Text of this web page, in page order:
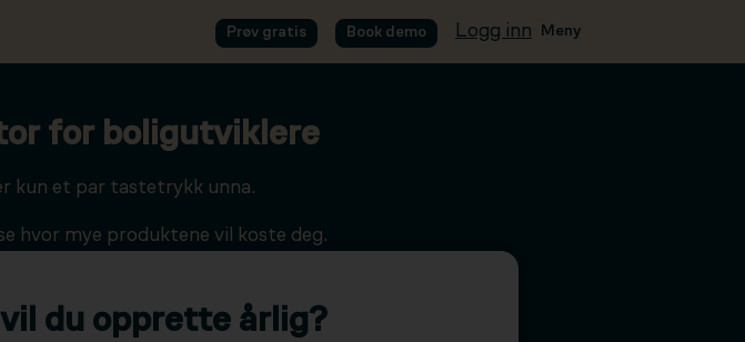
Prøv gratis Book demo Logg inn Meny
for boligutviklere
kun et par tastetrykk unna.
hvor mye produktene vil koste deg.
du opprette årlig?